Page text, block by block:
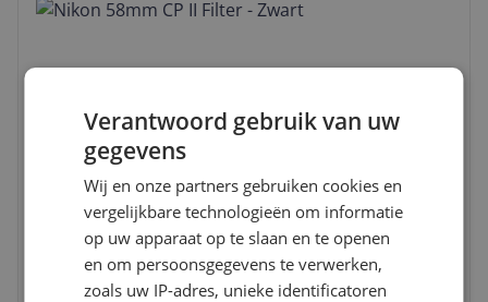
Nikon 58mm CP II Filter - Zwart
v.a. € 99,00
2 prijzen
Ga naar goedkoopste
Verantwoord gebruik van uw
gegevens
Wij en onze partners gebruiken cookies en
vergelijkbare technologieën om informatie
op uw apparaat op te slaan en te openen
en om persoonsgegevens te verwerken,
zoals uw IP-adres, unieke identificatoren